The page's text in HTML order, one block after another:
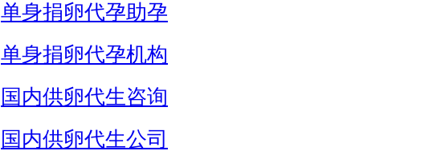
单身捐卵代孕助孕
单身捐卵代孕机构
国内供卵代生咨询
国内供卵代生公司